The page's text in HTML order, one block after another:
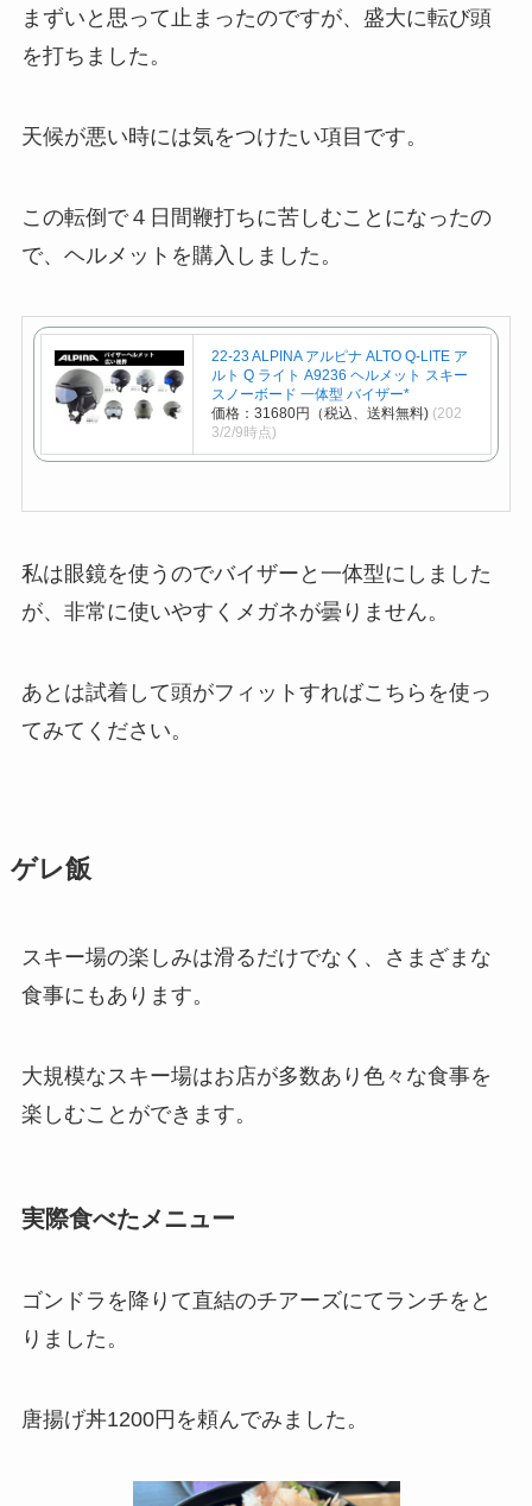
まずいと思って止まったのですが、盛大に転び頭
を打ちました。
天候が悪い時には気をつけたい項目です。
この転倒で４日間鞭打ちに苦しむことになったの
で、ヘルメットを購入しました。
22-23 ALPINA アルピナ ALTO Q-LITE ア
ルト Q ライト A9236 ヘルメット スキー
スノーボード 一体型 バイザー*
価格：31680円（税込、送料無料) (202
3/2/9時点)
私は眼鏡を使うのでバイザーと一体型にしました
が、非常に使いやすくメガネが曇りません。
あとは試着して頭がフィットすればこちらを使っ
てみてください。
ゲレ飯
スキー場の楽しみは滑るだけでなく、さまざまな
食事にもあります。
大規模なスキー場はお店が多数あり色々な食事を
楽しむことができます。
実際食べたメニュー
ゴンドラを降りて直結のチアーズにてランチをと
りました。
唐揚げ丼1200円を頼んでみました。